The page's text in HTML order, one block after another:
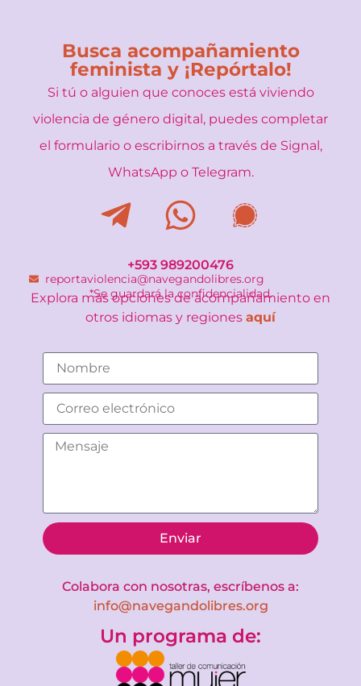
Busca acompañamiento
feminista y ¡Repórtalo!
Si tú o alguien que conoces está viviendo
violencia de género digital, puedes completar
el formulario o escribirnos a través de Signal,
WhatsApp o Telegram.
+593 989200476
reportaviolencia@navegandolibres.org
*Se guardará la confidencialidad.
Explora más opciones de acompañamiento en
otros idiomas y regiones aquí
Enviar
Colabora con nosotras, escríbenos a:
info@navegandolibres.org
Un programa de: